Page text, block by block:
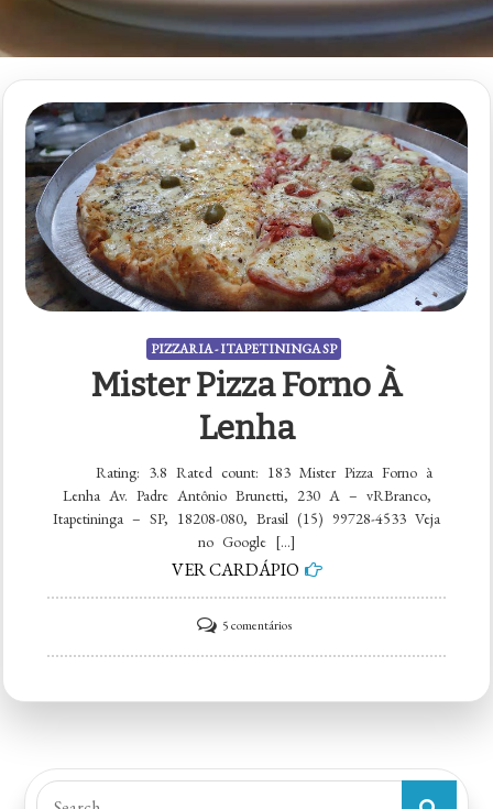
PIZZARIA - ITAPETININGA SP
Mister Pizza Forno À
Lenha
Rating: 3.8 Rated count: 183 Mister Pizza Forno à
Lenha Av. Padre Antônio Brunetti, 230 A – vRBranco,
Itapetininga – SP, 18208-080, Brasil (15) 99728-4533 Veja
no Google […]
VER CARDÁPIO
5 comentáriosem
Mister
Lenha
Search